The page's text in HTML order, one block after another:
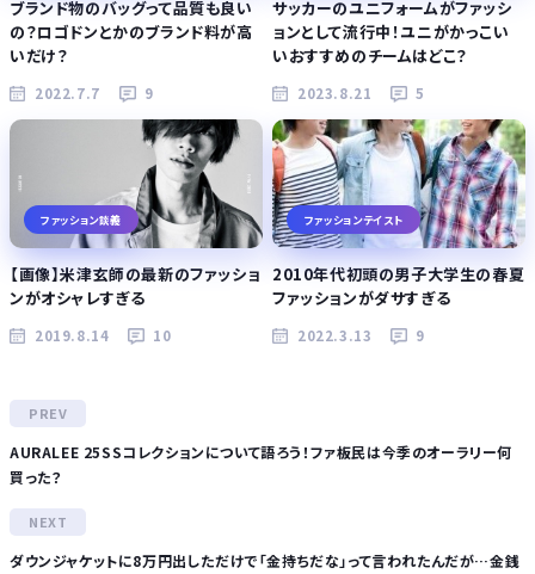
ブランド物のバッグって品質も良い
の？ロゴドンとかのブランド料が高
いだけ？
2022.7.7 9
サッカーのユニフォームがファッシ
ョンとして流行中！ユニがかっこい
いおすすめのチームはどこ？
2023.8.21 5
ファッション談義
【画像】米津玄師の最新のファッショ
ンがオシャレすぎる
2019.8.14 10
ファッションテイスト
2010年代初頭の男子大学生の春夏
ファッションがダサすぎる
2022.3.13 9
AURALEE 25SSコレクションについて語ろう！ファ板民は今季のオーラリー何
買った？
ダウンジャケットに8万円出しただけで「金持ちだな」って言われたんだが…金銭